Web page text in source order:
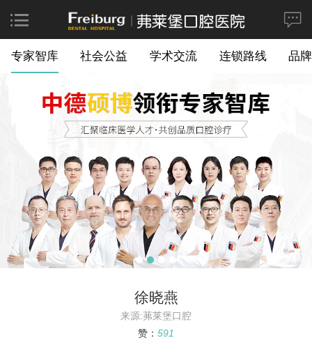
专家智库 社会公益 学术交流 连锁路线 品
徐晓燕
来源:茀莱堡口腔
赞： 591